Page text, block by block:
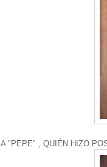
A "PEPE" , QUIÉN HIZO